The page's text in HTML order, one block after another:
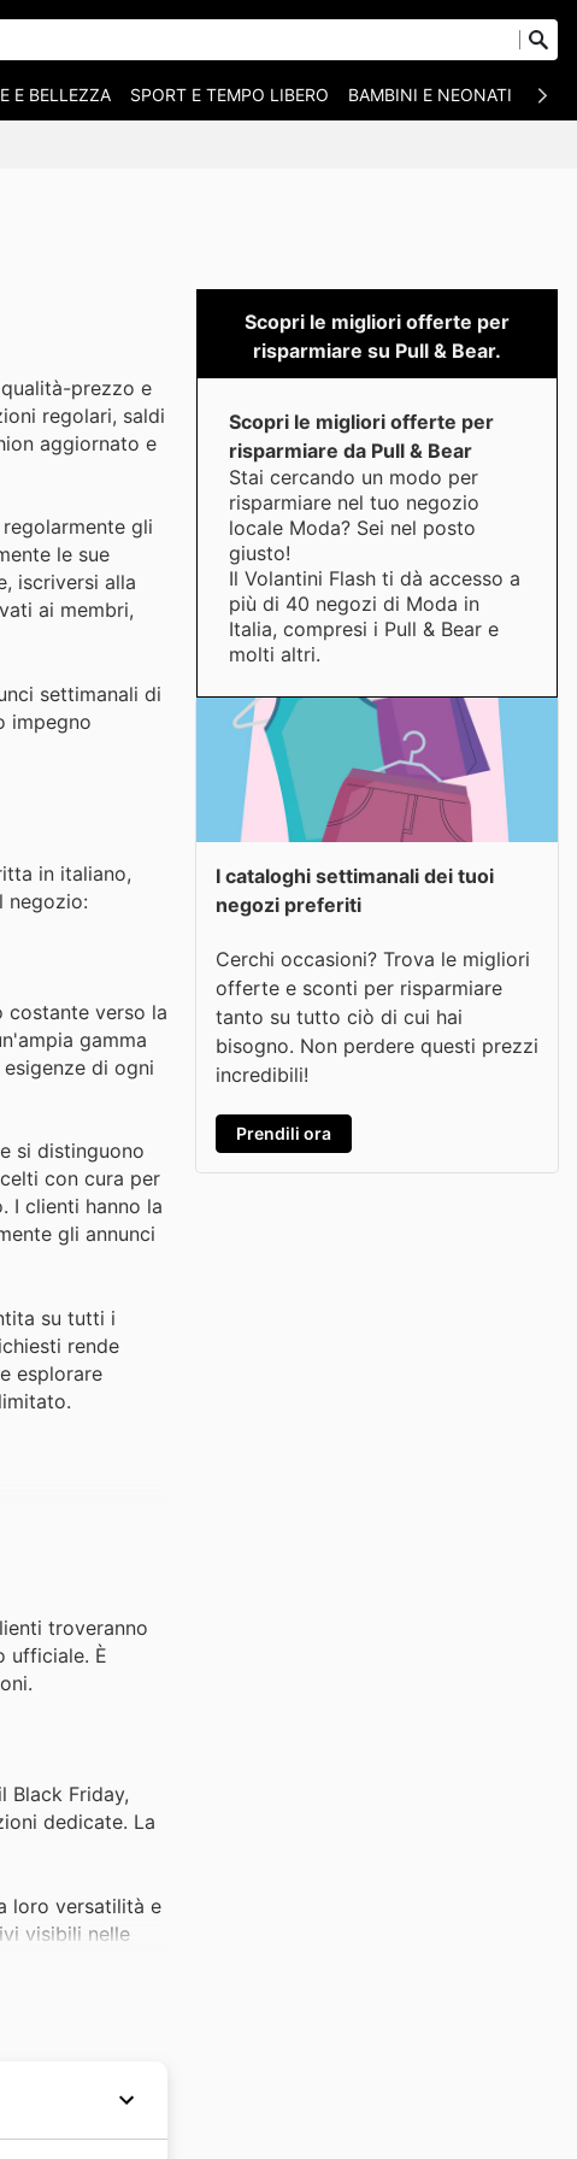
E BELLEZZA SPORT E TEMPO LIBERO BAMBINI E NEONATI
prezzo e
regolari, saldi
aggiornato e
gli
le sue
iscriversi alla
ai membri,
settimanali di
impegno
in italiano,
negozio:
costante verso la
gamma
di ogni
si distinguono
con cura per
I clienti hanno la
gli annunci
su tutti i
rende
esplorare
troveranno
ufficiale. È
Black Friday,
dedicate. La
loro versatilità e
visibili nelle
Con
unica per
Scopri le migliori offerte per
risparmiare su Pull & Bear.
Scopri le migliori offerte per
risparmiare da Pull & Bear
Stai cercando un modo per
risparmiare nel tuo negozio
locale Moda? Sei nel posto
giusto!
Il Volantini Flash ti dà accesso a
più di 40 negozi di Moda in
Italia, compresi i Pull & Bear e
molti altri.
I cataloghi settimanali dei tuoi
negozi preferiti
Cerchi occasioni? Trova le migliori
offerte e sconti per risparmiare
tanto su tutto ciò di cui hai
bisogno. Non perdere questi prezzi
incredibili!
Prendili ora